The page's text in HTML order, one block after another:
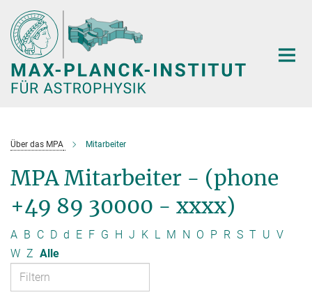
Hauptinhalt
Über das MPA Mitarbeiter
MPA Mitarbeiter - (phone
+49 89 30000 - xxxx)
A B C D d E F G H J K L M N O P R S T U V
W Z Alle